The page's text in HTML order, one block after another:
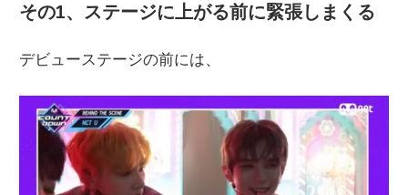
その1、ステージに上がる前に緊張しまくる
デビューステージの前には、